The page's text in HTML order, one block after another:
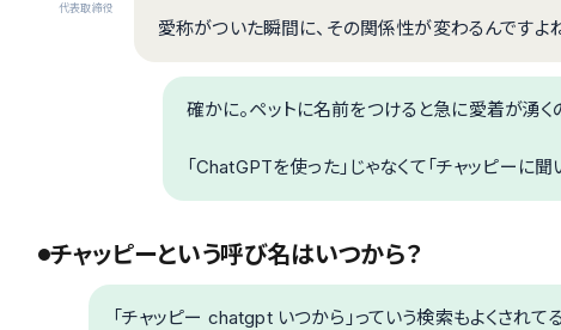
代表取締役
愛称がついた瞬間に、その関係性が変わるんですよ
確かに。ペットに名前をつけると急に愛着が湧く
「ChatGPTを使った」じゃなくて「チャッピーに
チャッピーという呼び名はいつから？
「チャッピー chatgpt いつから」っていう検索もよくされ